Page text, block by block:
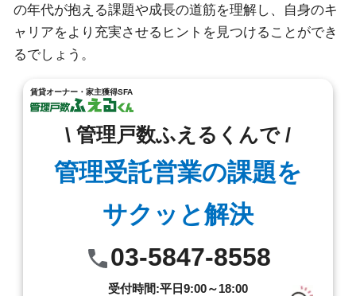
の年代が抱える課題や成長の道筋を理解し、自身のキ
ャリアをより充実させるヒントを見つけることができ
るでしょう。
賃貸オーナー・家主獲得SFA
\ 管理戸数ふえるくんで /
管理受託営業の課題を
サクッと解決
03-5847-8558
受付時間:平日9:00～18:00